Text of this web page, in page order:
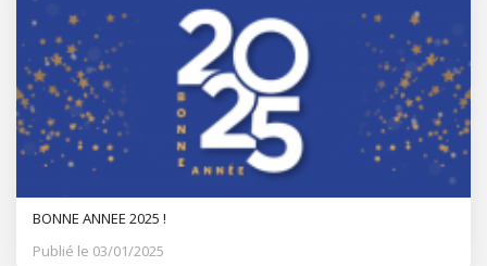
BONNE ANNEE 2025 !
Publié le 03/01/2025